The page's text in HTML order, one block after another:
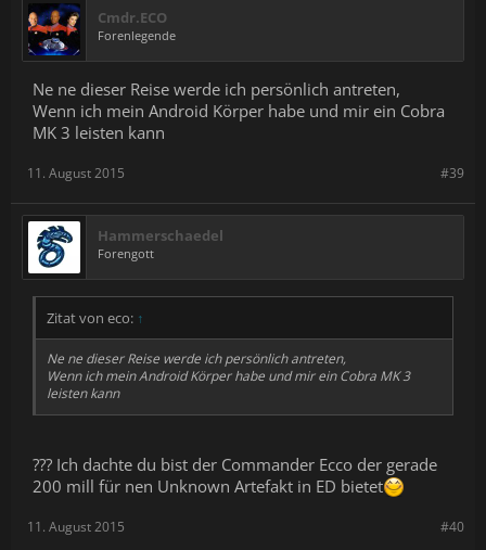
Cmdr.ECO
Forenlegende
Ne ne dieser Reise werde ich persönlich antreten,
Wenn ich mein Android Körper habe und mir ein Cobra
MK 3 leisten kann
#39
11. August 2015
Hammerschaedel
Forengott
Zitat von eco: ↑
Ne ne dieser Reise werde ich persönlich antreten,
Wenn ich mein Android Körper habe und mir ein Cobra MK 3
leisten kann
??? Ich dachte du bist der Commander Ecco der gerade
200 mill für nen Unknown Artefakt in ED bietet
#40
11. August 2015